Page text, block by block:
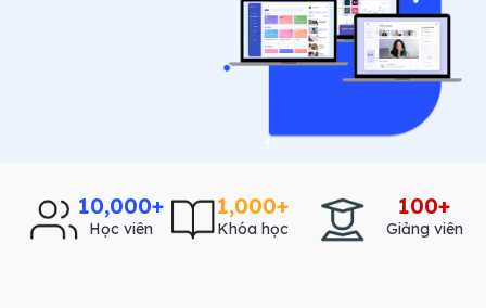
Học viên
10,000+
Khóa học
1,000+
Giảng viên
100+